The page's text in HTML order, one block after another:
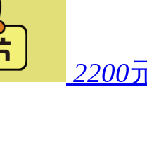
2200